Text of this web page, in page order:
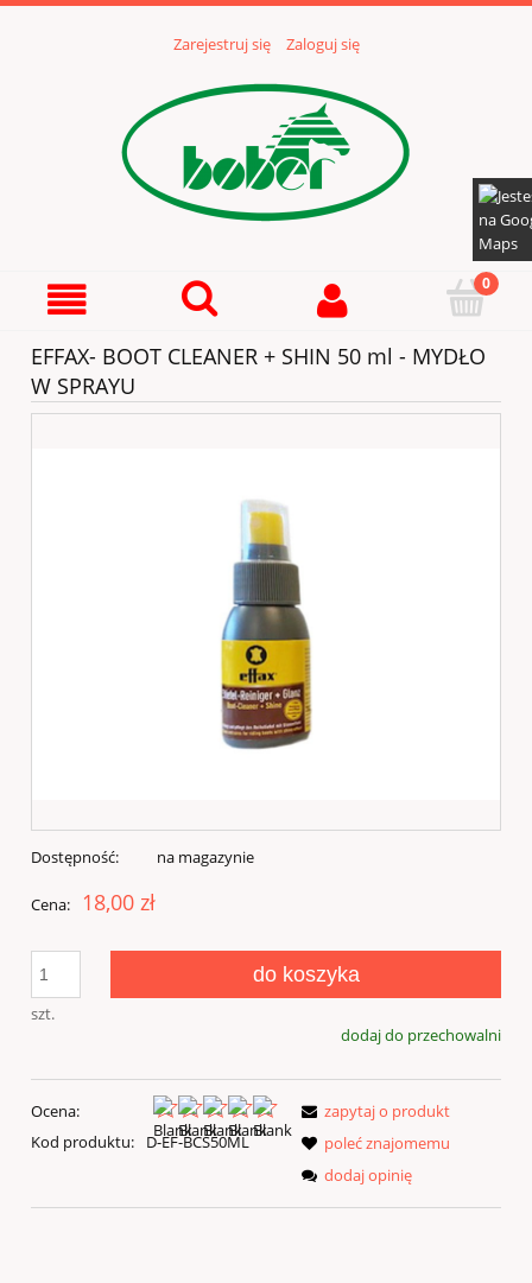
Zarejestruj się Zaloguj się
EFFAX- BOOT CLEANER + SHIN 50 ml - MYDŁO
W SPRAYU
Dostępność: na magazynie
Cena: 18,00 zł
szt.
do koszyka
dodaj do przechowalni
Ocena:
Kod produktu:
D-EF-BCS50ML
zapytaj o produkt
poleć znajomemu
dodaj opinię